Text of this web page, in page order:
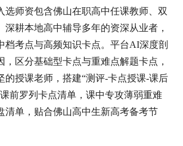
选师资包含佛山在职高中任课教师、双
深耕本地高中辅导多年的资深从业者，
档考点与高频知识卡点。平台AI深度剖
，区分基础型卡点与重难点解题卡点，
的授课老师，搭建“测评-卡点授课-课后
前罗列卡点清单，课中专攻薄弱重难
清单，贴合佛山高中生新高考备考节